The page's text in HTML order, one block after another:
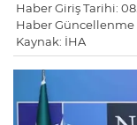
Haber Giriş Tarihi:
Haber Güncellenme
Kaynak: İHA